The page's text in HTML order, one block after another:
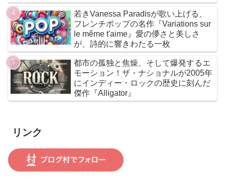
Future』こそがニューウェイヴの真実
である
若きVanessa Paradisが歌い上げる、
フレンチポップの名作『Variations sur
le même t'aime』愛の儚さと美しさ
が、詩的に響きわたる一枚
都市の孤独と焦燥、そして爆発するエ
モーション！ザ・ナショナルが2005年
にインディー・ロックの歴史に刻んだ
傑作『Alligator』
リンク